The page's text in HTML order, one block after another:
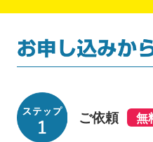
ご依頼